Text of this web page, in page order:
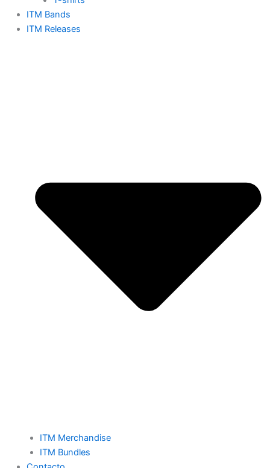
ITM Bands
ITM Releases
ITM Merchandise
ITM Bundles